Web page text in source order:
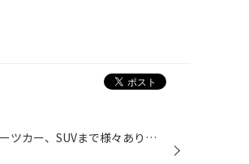
あなたの乗っている車もあるかも？ 往年の名車からスポーツカー、SUVまで様々あります！ エリシオン N-WGNカスタム ヴェルファイア スカイライン V37 クラウンアスリートHV GT-R R33 レガシィツーリングワゴン アテンザ フリード スパイク CX-5 プリウス フォレスター タンク インプレッサWRX STi ...